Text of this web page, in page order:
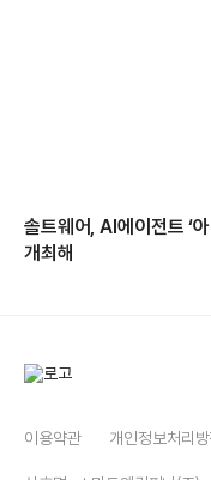
솔트웨어, AI에이전트 ‘
개최해
이용약관 개인정보처리방